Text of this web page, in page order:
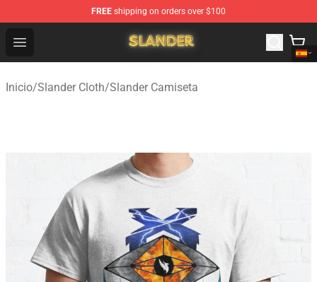
FREE shipping on orders over $100
Open menu
Slander Shop - Official Slander Merchandise Store
Inicio/Slander Cloth/Slander Camiseta